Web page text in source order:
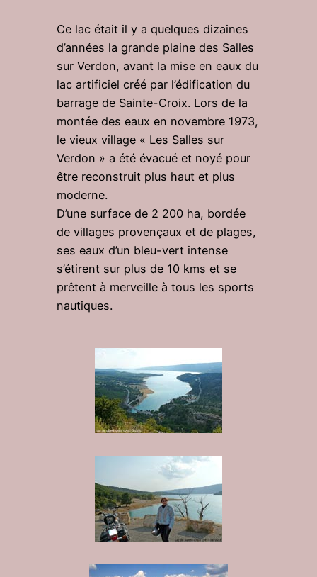
Ce lac était il y a quelques dizaines
d’années la grande plaine des Salles
sur Verdon, avant la mise en eaux du
lac artificiel créé par l’édification du
barrage de Sainte-Croix. Lors de la
montée des eaux en novembre 1973,
le vieux village « Les Salles sur
Verdon » a été évacué et noyé pour
être reconstruit plus haut et plus
moderne.
D’une surface de 2 200 ha, bordée
de villages provençaux et de plages,
ses eaux d’un bleu-vert intense
s’étirent sur plus de 10 kms et se
prêtent à merveille à tous les sports
nautiques.